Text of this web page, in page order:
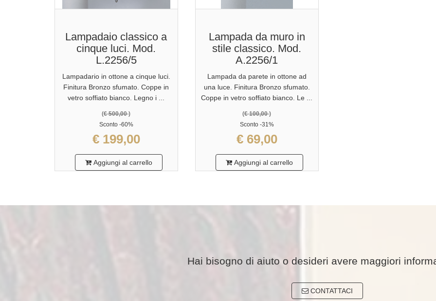
Lampadaio classico a
cinque luci. Mod.
L.2256/5
Lampadario in ottone a cinque luci.
Finitura Bronzo sfumato. Coppe in
vetro soffiato bianco. Legno i ...
(€ 500,00)
Sconto -60%
€ 199,00
Aggiungi al carrello
Lampada da muro in
stile classico. Mod.
A.2256/1
Lampada da parete in ottone ad
una luce. Finitura Bronzo sfumato.
Coppe in vetro soffiato bianco. Le ...
(€ 100,00)
Sconto -31%
€ 69,00
Aggiungi al carrello
Hai bisogno di aiuto o desideri avere maggiori
CONTATTACI